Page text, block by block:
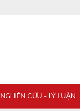
NGHIÊN CỨU - LÝ LUẬN